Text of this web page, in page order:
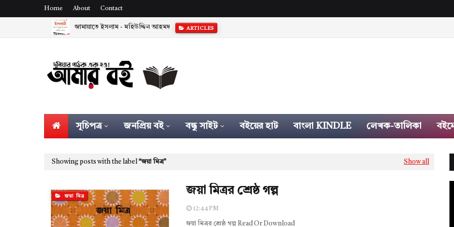
Home About Contact
জামায়াতে ইসলাম - মহিউদ্দিন আহমদ ARTICLES
সূচিপত্র জনপ্রিয় বই বন্ধু সাইট বইয়ের হাট বাংলা KINDLE লেখক-তালিকা
Showing posts with the label জয়া মিত্র Show all
জয়া মিত্র জয়া মিত্রর শ্রেষ্ঠ গল্প
12:44 PM
জয়া মিত্রর শ্রেষ্ঠ গল্প Read Or Download